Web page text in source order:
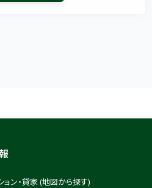
ョン・貸家 (地図から探す)